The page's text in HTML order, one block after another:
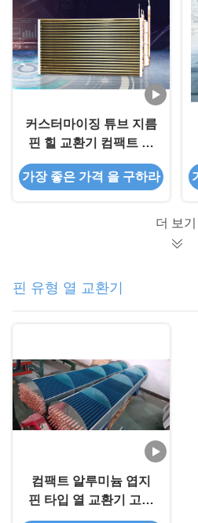
커스터마이징 튜브 지름
핀 힐 교환기 컴팩트 핀
및 튜브 콘덴서
가장 좋은 가격 을 구하라
더 보기
핀 유형 열 교환기
컴팩트 알루미늄 엽지
핀 타입 열 교환기 고속
핀 튜브 증발기